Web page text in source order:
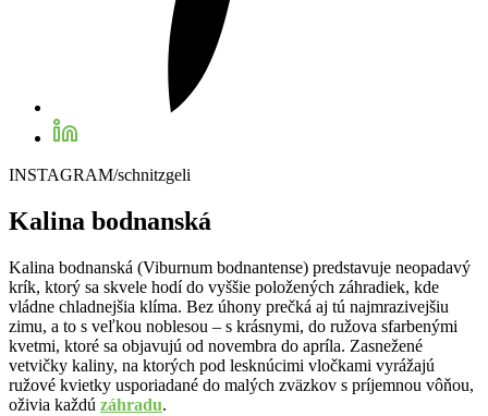
INSTAGRAM/schnitzgeli
Kalina bodnanská
Kalina bodnanská (Viburnum bodnantense) predstavuje neopadavý
krík, ktorý sa skvele hodí do vyššie položených záhradiek, kde
vládne chladnejšia klíma. Bez úhony prečká aj tú najmrazivejšiu
zimu, a to s veľkou noblesou – s krásnymi, do ružova sfarbenými
kvetmi, ktoré sa objavujú od novembra do apríla. Zasnežené
vetvičky kaliny, na ktorých pod lesknúcimi vločkami vyrážajú
ružové kvietky usporiadané do malých zväzkov s príjemnou vôňou,
oživia každú záhradu.